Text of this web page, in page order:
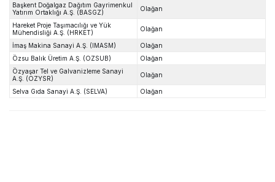
Başkent Doğalgaz Dağıtım Gayrimenkul
Yatırım Ortaklığı A.Ş. (BASGZ)
Olağan
Hareket Proje Taşımacılığı ve Yük
Mühendisliği A.Ş. (HRKET)
Olağan
İmaş Makina Sanayi A.Ş. (IMASM)
Olağan
Özsu Balık Üretim A.Ş. (OZSUB)
Olağan
Özyaşar Tel ve Galvanizleme Sanayi
A.Ş. (OZYSR)
Olağan
Selva Gıda Sanayi A.Ş. (SELVA) Olağan